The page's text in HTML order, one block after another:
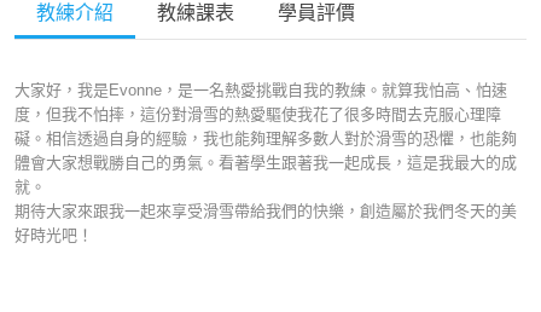
教練介紹 教練課表 學員評價
大家好，我是Evonne，是一名熱愛挑戰自我的教練。就算我怕高、怕速
度，但我不怕摔，這份對滑雪的熱愛驅使我花了很多時間去克服心理障
礙。相信透過自身的經驗，我也能夠理解多數人對於滑雪的恐懼，也能夠
體會大家想戰勝自己的勇氣。看著學生跟著我一起成長，這是我最大的成
就。
期待大家來跟我一起來享受滑雪帶給我們的快樂，創造屬於我們冬天的美
好時光吧！